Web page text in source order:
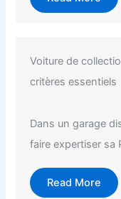
Voiture de
critères essentiels
Dans un garage
faire expertiser sa
Read More